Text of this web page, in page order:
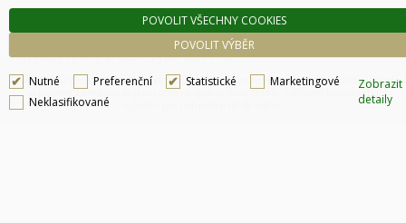
Technické řešení © 2026 CyberSoft s.r.o.
Podle zákona o evidenci tržeb je prodávající povinen vystavit kupujícímu účtenku. Zároveň
je povinen zaevidovat přijatou tržbu u správce daně online, v případě technického
POVOLIT VÝBĚR
POVOLIT VŠECHNY COOKIES
Nutné Preferenční Statistické
Marketingové
Neklasifikované
Zobrazit
detaily